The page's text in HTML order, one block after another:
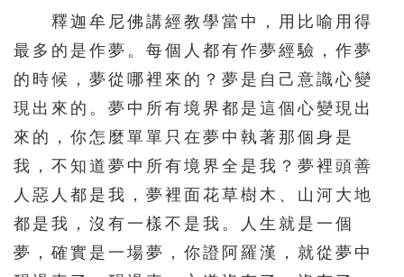
釋迦牟尼佛講經教學當中，用比喻用得
最多的是作夢。每個人都有作夢經驗，作夢
的時候，夢從哪裡來的？夢是自己意識心變
現出來的。夢中所有境界都是這個心變現出
來的，你怎麼單單只在夢中執著那個身是
我，不知道夢中所有境界全是我？夢裡頭善
人惡人都是我，夢裡面花草樹木、山河大地
都是我，沒有一樣不是我。人生就是一個
夢，確實是一場夢，你證阿羅漢，就從夢中